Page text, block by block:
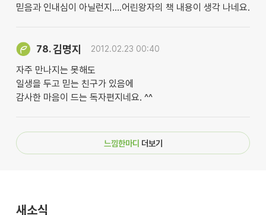
믿음과 인내심이 아닐런지....어린왕자의 책 내용이 생각 나네요.
78.김명지 2012.02.23 00:40
자주 만나지는 못해도
일생을 두고 믿는 친구가 있음에
감사한 마음이 드는 독자편지네요. ^^
느낌한마디 더보기
새소식